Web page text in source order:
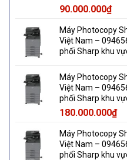
90.000.000₫
Máy Photocopy
Việt Nam –
phối Sharp khu
Máy Photocopy
Việt Nam –
phối Sharp khu
180.000.000₫
Máy Photocopy
Việt Nam –
phối Sharp khu